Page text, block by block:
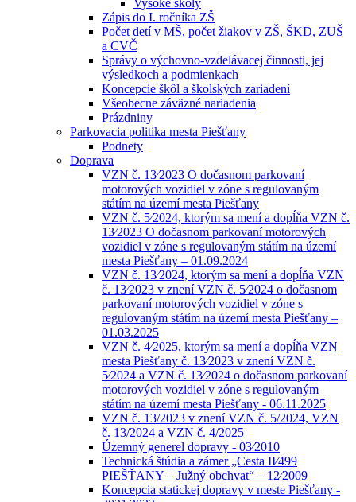
Vysoké školy
Zápis do I. ročníka ZŠ
Počet detí v MŠ, počet žiakov v ZŠ, ŠKD, ZUŠ
a CVČ
Správy o výchovno-vzdelávacej činnosti, jej
výsledkoch a podmienkach
Koncepcie škôl a školských zariadení
Všeobecne záväzné nariadenia
Prázdniny
Parkovacia politika mesta Piešťany
Podnety
Doprava
VZN č. 13⁄2023 O dočasnom parkovaní
motorových vozidiel v zóne s regulovaným
státím na území mesta Piešťany
VZN č. 5⁄2024, ktorým sa mení a dopĺňa VZN č.
13⁄2023 O dočasnom parkovaní motorových
vozidiel v zóne s regulovaným státím na území
mesta Piešťany – 01.09.2024
VZN č. 13⁄2024, ktorým sa mení a dopĺňa VZN
č. 13⁄2023 v znení VZN č. 5⁄2024 o dočasnom
parkovaní motorových vozidiel v zóne s
regulovaným státím na území mesta Piešťany –
01.03.2025
VZN č. 4⁄2025, ktorým sa mení a dopĺňa VZN
mesta Piešťany č. 13⁄2023 v znení VZN č.
5⁄2024 a VZN č. 13⁄2024 o dočasnom parkovaní
motorových vozidiel v zóne s regulovaným
státím na území mesta Piešťany - 06.11.2025
VZN č. 13/2023 v znení VZN č. 5/2024, VZN
č. 13/2024 a VZN č. 4/2025
Územný generel dopravy - 03⁄2010
Technická štúdia a zámer „Cesta II⁄499
PIEŠŤANY – Južný obchvat“ – 12⁄2009
Koncepcia statickej dopravy v meste Piešťany -